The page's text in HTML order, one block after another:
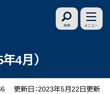
4月）
更新日：2023年5月22日更新